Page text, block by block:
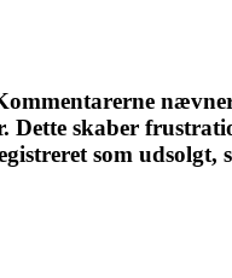
Dette skaber
som udsolgt,